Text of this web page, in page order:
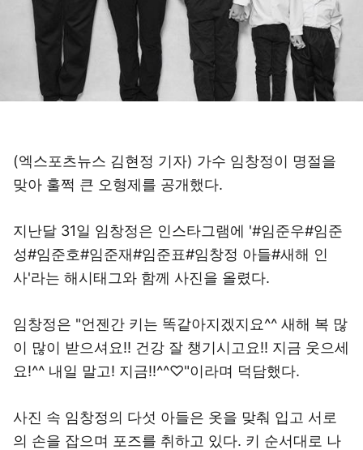
(엑스포츠뉴스 김현정 기자) 가수 임창정이 명절을
맞아 훌쩍 큰 오형제를 공개했다.
지난달 31일 임창정은 인스타그램에 '#임준우#임준
성#임준호#임준재#임준표#임창정 아들#새해 인
사'라는 해시태그와 함께 사진을 올렸다.
임창정은 "언젠간 키는 똑같아지겠지요^^ 새해 복 많
이 많이 받으셔요!! 건강 잘 챙기시고요!! 지금 웃으세
요!^^ 내일 말고! 지금!!^^♡"이라며 덕담했다.
사진 속 임창정의 다섯 아들은 옷을 맞춰 입고 서로
의 손을 잡으며 포즈를 취하고 있다. 키 순서대로 나